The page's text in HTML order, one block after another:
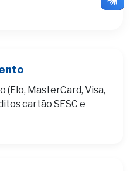
MasterCard, Visa,
cartão SESC e